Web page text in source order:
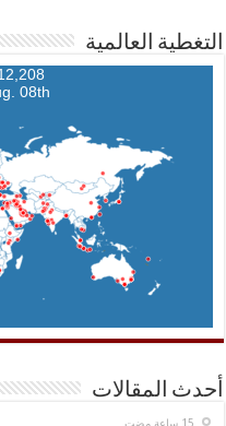
التغطية العالمية
Pageviews
08th
أحدث المقالات